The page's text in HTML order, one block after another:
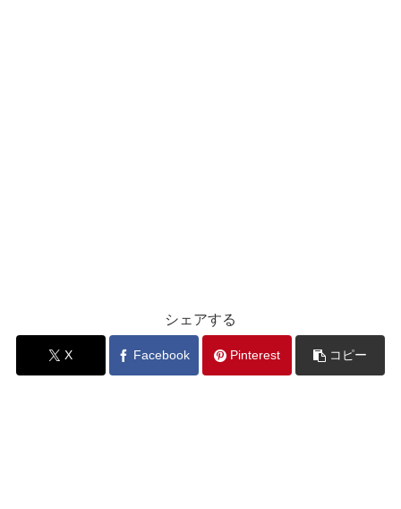
シェアする
X Facebook Pinterest コピー